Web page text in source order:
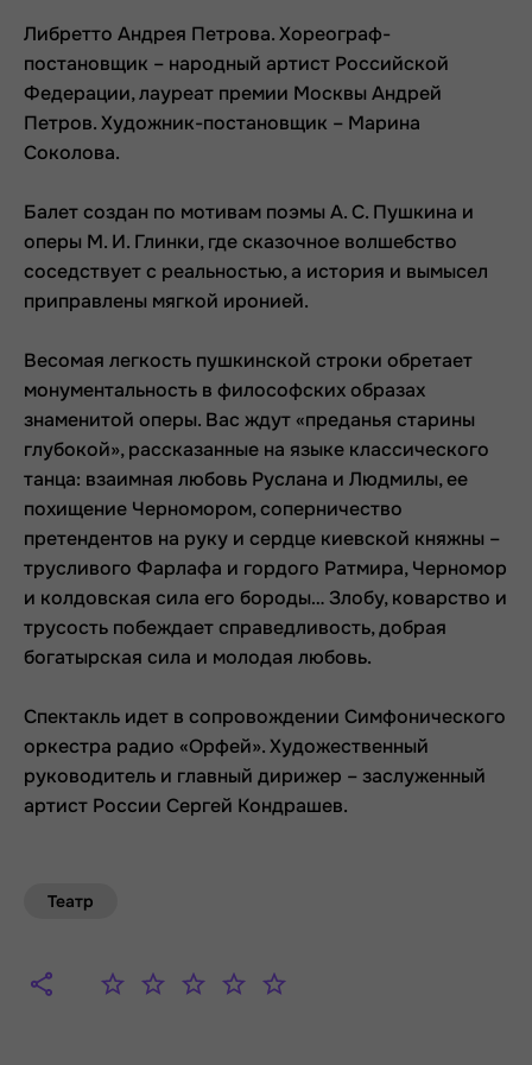
Либретто Андрея Петрова. Хореограф-
постановщик – народный артист Российской
Федерации, лауреат премии Москвы Андрей
Петров. Художник-постановщик – Марина
Соколова.
Балет создан по мотивам поэмы А. С. Пушкина и
оперы М. И. Глинки, где сказочное волшебство
соседствует с реальностью, а история и вымысел
приправлены мягкой иронией.
Весомая легкость пушкинской строки обретает
монументальность в философских образах
знаменитой оперы. Вас ждут «преданья старины
глубокой», рассказанные на языке классического
танца: взаимная любовь Руслана и Людмилы, ее
похищение Черномором, соперничество
претендентов на руку и сердце киевской княжны –
трусливого Фарлафа и гордого Ратмира, Черномор
и колдовская сила его бороды… Злобу, коварство и
трусость побеждает справедливость, добрая
богатырская сила и молодая любовь.
Спектакль идет в сопровождении Симфонического
оркестра радио «Орфей». Художественный
руководитель и главный дирижер – заслуженный
артист России Сергей Кондрашев.
Театр